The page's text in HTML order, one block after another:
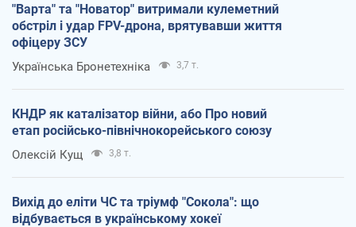
"Варта" та "Новатор" витримали кулеметний
обстріл і удар FPV-дрона, врятувавши життя
офіцеру ЗСУ
Українська Бронетехніка 3,7 т.
КНДР як каталізатор війни, або Про новий
етап російсько-північнокорейського союзу
Олексій Кущ 3,8 т.
Вихід до еліти ЧС та тріумф "Сокола": що
відбувається в українському хокеї